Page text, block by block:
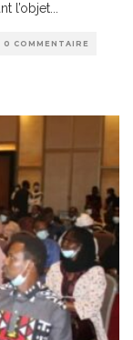
l’objet...
0 COMMENTAIRE